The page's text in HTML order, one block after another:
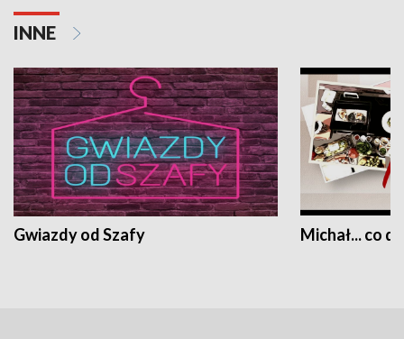
INNE
Gwiazdy od Szafy Michał... co